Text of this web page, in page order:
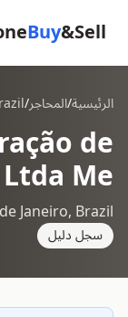
Buy&Sell
الرئيسية/المحاجر/
de
Me
Janeiro, Brazil
سجل دليل